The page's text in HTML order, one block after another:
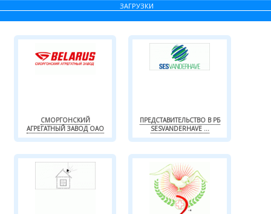
ЗАГРУЗКИ
СМОРГОНСКИЙ
АГРЕГАТНЫЙ ЗАВОД ОАО
ПРЕДСТАВИТЕЛЬСТВО В РБ
SESVANDERHAVE ...